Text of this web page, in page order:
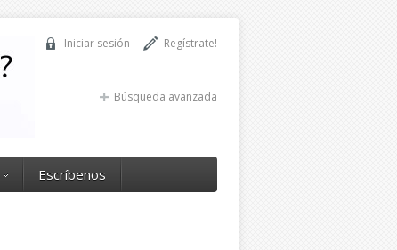
Regístrate!
Iniciar sesión
Búsqueda avanzada
Escríbenos